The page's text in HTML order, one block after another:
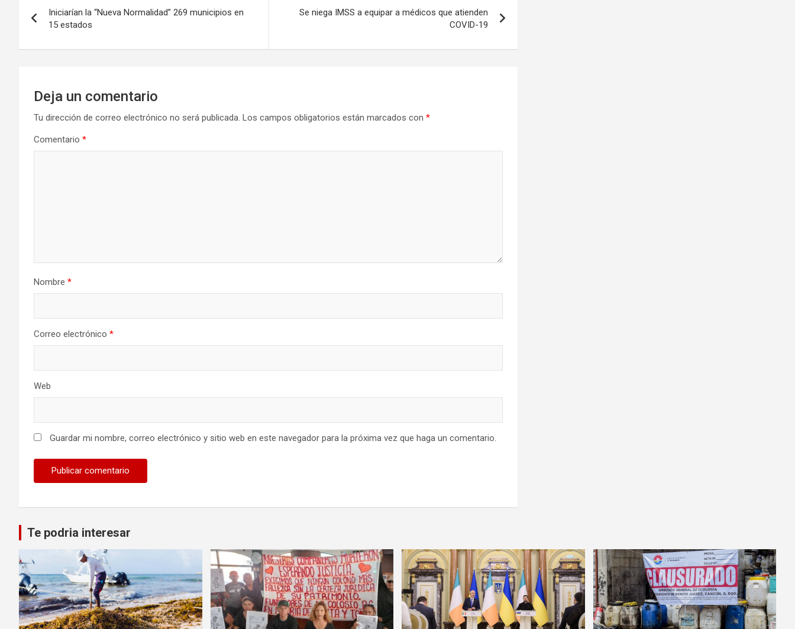
de
entradas
Iniciarían la “Nueva Normalidad” 269 municipios en
15 estados
Se niega IMSS a equipar a médicos que atienden
COVID-19
Deja un comentario
Tu dirección de correo electrónico no será publicada. Los campos obligatorios están marcados con *
Comentario *
Nombre *
Correo electrónico *
Web
Guardar mi nombre, correo electrónico y sitio web en este navegador para la próxima vez que haga un comentario.
Te podria interesar